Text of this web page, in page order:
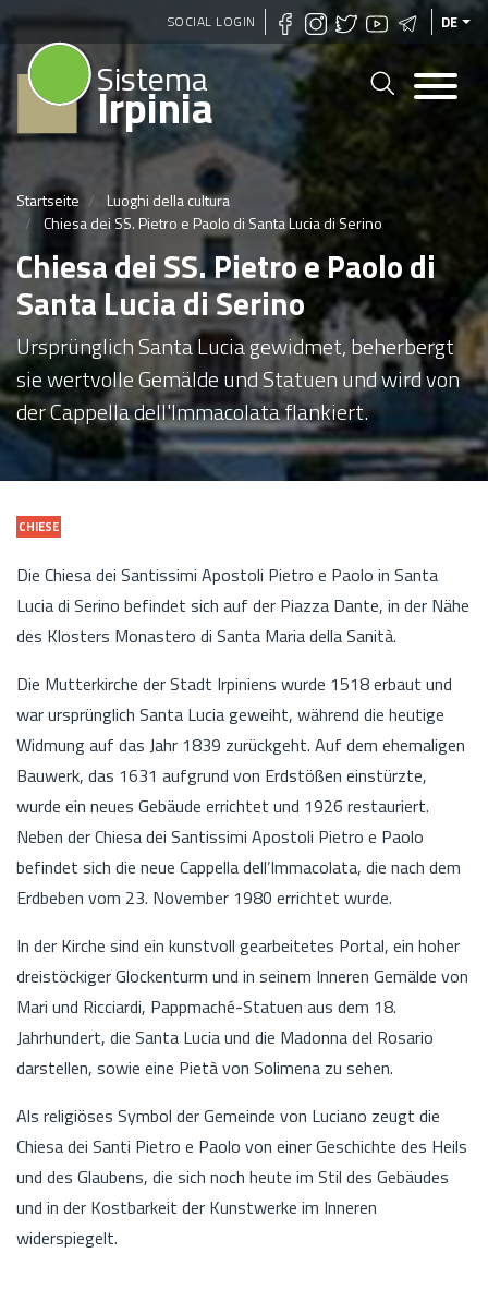
Direkt
zum
Inhalt
SOCIAL LOGIN DE
Sistema
Irpinia
Startseite
Luoghi della cultura
Chiesa dei SS. Pietro e Paolo di Santa Lucia di Serino
Chiesa dei SS. Pietro e Paolo di
Santa Lucia di Serino
Ursprünglich Santa Lucia gewidmet, beherbergt
sie wertvolle Gemälde und Statuen und wird von
der Cappella dell'Immacolata flankiert.
CHIESE
Die Chiesa dei Santissimi Apostoli Pietro e Paolo in Santa
Lucia di Serino befindet sich auf der Piazza Dante, in der Nähe
des Klosters Monastero di Santa Maria della Sanità.
Die Mutterkirche der Stadt Irpiniens wurde 1518 erbaut und
war ursprünglich Santa Lucia geweiht, während die heutige
Widmung auf das Jahr 1839 zurückgeht. Auf dem ehemaligen
Bauwerk, das 1631 aufgrund von Erdstößen einstürzte,
wurde ein neues Gebäude errichtet und 1926 restauriert.
Neben der Chiesa dei Santissimi Apostoli Pietro e Paolo
befindet sich die neue Cappella dell’Immacolata, die nach dem
Erdbeben vom 23. November 1980 errichtet wurde.
In der Kirche sind ein kunstvoll gearbeitetes Portal, ein hoher
dreistöckiger Glockenturm und in seinem Inneren Gemälde von
Mari und Ricciardi, Pappmaché-Statuen aus dem 18.
Jahrhundert, die Santa Lucia und die Madonna del Rosario
darstellen, sowie eine Pietà von Solimena zu sehen.
Als religiöses Symbol der Gemeinde von Luciano zeugt die
Chiesa dei Santi Pietro e Paolo von einer Geschichte des Heils
und des Glaubens, die sich noch heute im Stil des Gebäudes
und in der Kostbarkeit der Kunstwerke im Inneren
widerspiegelt.